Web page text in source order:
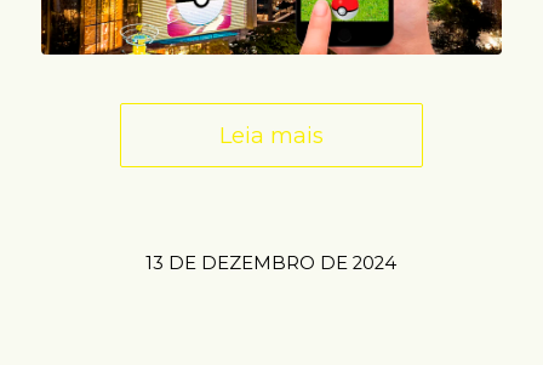
Leia mais
13 DE DEZEMBRO DE 2024